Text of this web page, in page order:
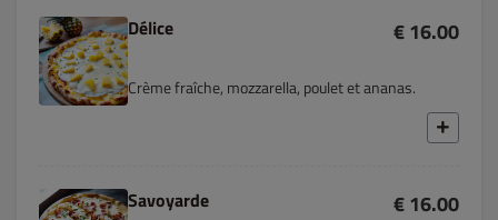
Délice € 16.00
Crème fraîche, mozzarella, poulet et ananas.
Savoyarde € 16.00